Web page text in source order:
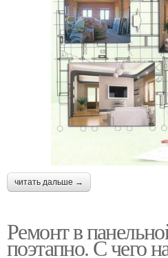
читать дальше →
Ремонт в
поэтапно. С чего